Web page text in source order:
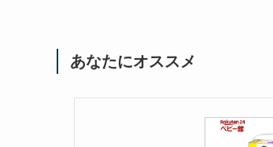
あなたにオススメ